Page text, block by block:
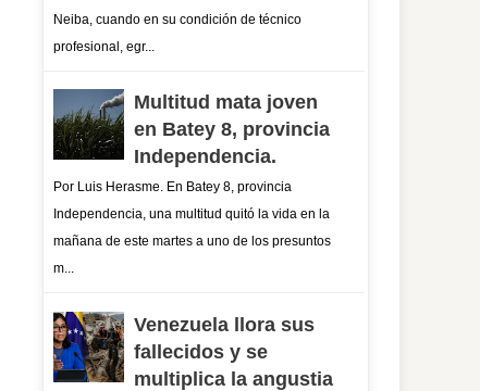
Neiba, cuando en su condición de técnico
profesional, egr...
Multitud mata joven
en Batey 8, provincia
Independencia.
Por Luis Herasme. En Batey 8, provincia
Independencia, una multitud quitó la vida en la
mañana de este martes a uno de los presuntos
m...
Venezuela llora sus
fallecidos y se
multiplica la angustia